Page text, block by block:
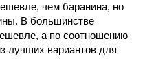
чем баранина, но
В большинстве
а по соотношению
лучших вариантов для